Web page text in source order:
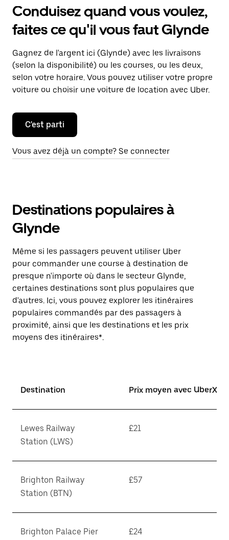
Conduisez quand vous voulez,
faites ce qu'il vous faut Glynde
Gagnez de l'argent ici (Glynde) avec les livraisons
(selon la disponibilité) ou les courses, ou les deux,
selon votre horaire. Vous pouvez utiliser votre propre
voiture ou choisir une voiture de location avec Uber.
C'est parti
Vous avez déjà un compte? Se connecter
Destinations populaires à
Glynde
Même si les passagers peuvent utiliser Uber
pour commander une course à destination de
presque n'importe où dans le secteur Glynde,
certaines destinations sont plus populaires que
d'autres. Ici, vous pouvez explorer les itinéraires
populaires commandés par des passagers à
proximité, ainsi que les destinations et les prix
moyens des itinéraires*.
Destination Prix moyen avec UberX*
Lewes Railway
Station (LWS)
£21
Brighton Railway
Station (BTN)
£57
Brighton Palace Pier £24